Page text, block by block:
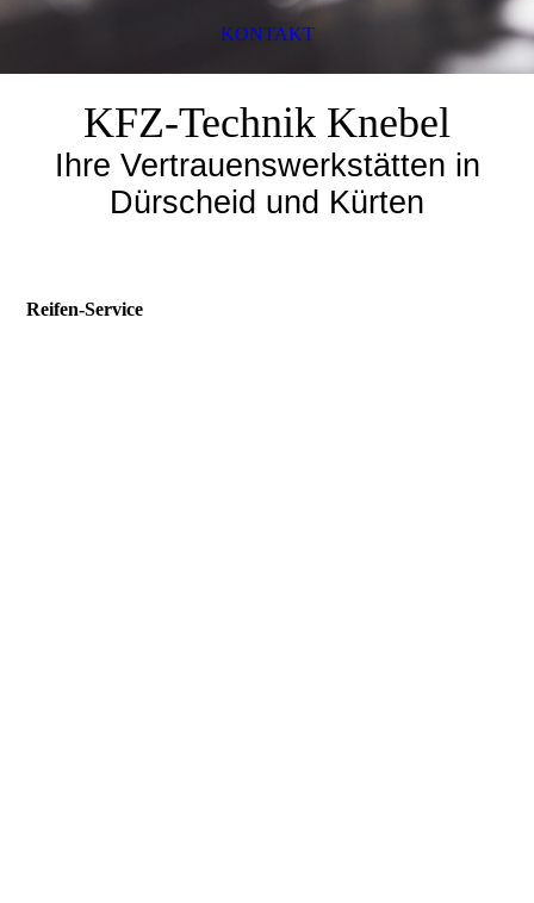
KFZ-Technik Knebel
Ihre Vertrauenswerkstätten in
Dürscheid und Kürten
Reifen-Service
KONTAKT